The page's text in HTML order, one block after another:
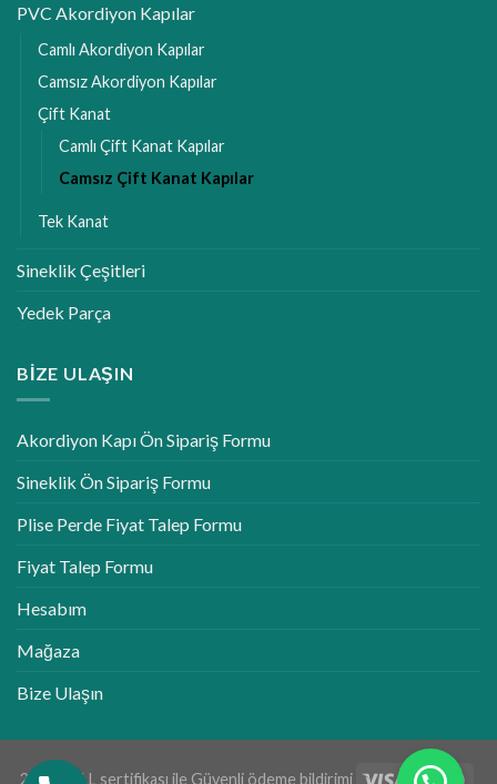
PVC Akordiyon Kapılar
Camlı Akordiyon Kapılar
Camsız Akordiyon Kapılar
Çift Kanat
Camlı Çift Kanat Kapılar
Camsız Çift Kanat Kapılar
Tek Kanat
Sineklik Çeşitleri
Yedek Parça
BIZE ULAŞIN
Akordiyon Kapı Ön Sipariş Formu
Sineklik Ön Sipariş Formu
Plise Perde Fiyat Talep Formu
Fiyat Talep Formu
Hesabım
Mağaza
Bize Ulaşın
256 bit SLL sertifikası ile Güvenli ödeme bildirimi